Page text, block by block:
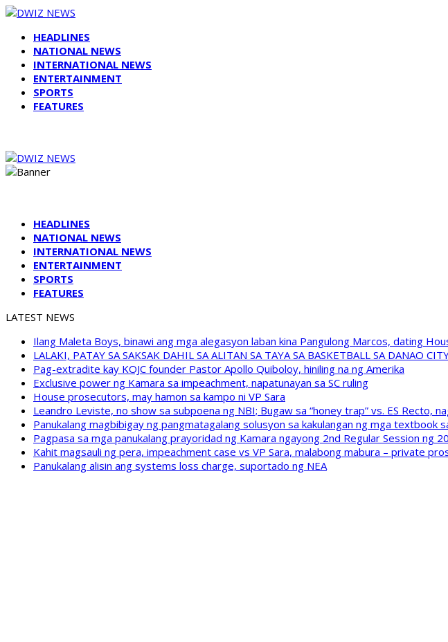
HEADLINES
NATIONAL NEWS
INTERNATIONAL NEWS
ENTERTAINMENT
SPORTS
FEATURES
HEADLINES
NATIONAL NEWS
INTERNATIONAL NEWS
ENTERTAINMENT
SPORTS
FEATURES
LATEST NEWS
Ilang Maleta Boys, binawi ang mga alegasyon laban kina Pangulong Marcos, dating
LALAKI, PATAY SA SAKSAK DAHIL SA ALITAN SA TAYA SA BASKETBALL SA DANAO
Pag-extradite kay KOJC founder Pastor Apollo Quiboloy, hiniling na ng Amerika
Exclusive power ng Kamara sa impeachment, napatunayan sa SC ruling
House prosecutors, may hamon sa kampo ni VP Sara
Leandro Leviste, no show sa subpoena ng NBI; Bugaw sa “honey trap” vs. ES Recto,
Panukalang magbibigay ng pangmatagalang solusyon sa kakulangan ng mga textbook
Pagpasa sa mga panukalang prayoridad ng Kamara ngayong 2nd Regular Session ng
Kahit magsauli ng pera, impeachment case vs VP Sara, malabong mabura – private
Panukalang alisin ang systems loss charge, suportado ng NEA